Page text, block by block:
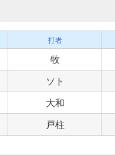
打者
牧
ソト
大和
戸柱